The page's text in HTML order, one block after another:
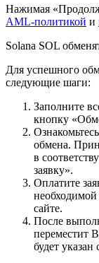
Нажимая
AML-политикой и
Solana SOL
Для успешного
следующие шаги:
Заполните
кнопку
обмена.
в
заявку».
Оплатите
сайте.
После
переместит
будет указан